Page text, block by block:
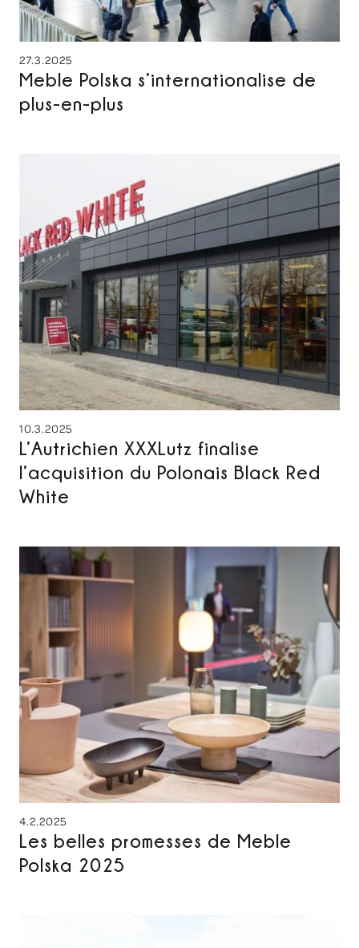
27.3.2025
Meble Polska s’internationalise de
plus-en-plus
10.3.2025
L’Autrichien XXXLutz finalise
l’acquisition du Polonais Black Red
White
4.2.2025
Les belles promesses de Meble
Polska 2025